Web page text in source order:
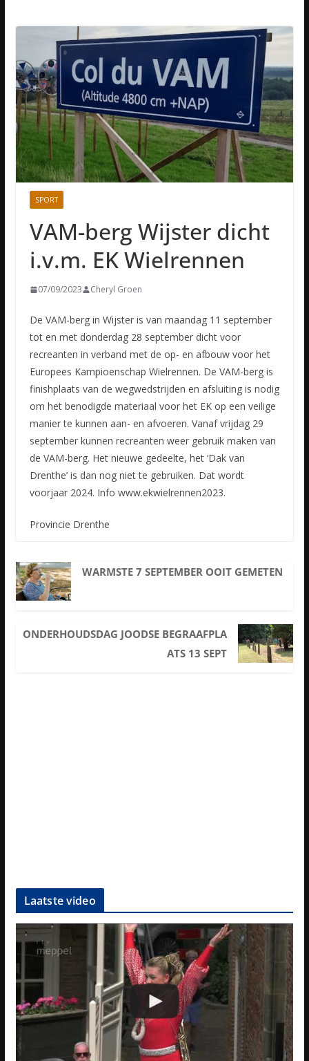
SPORT
VAM-berg Wijster dicht
i.v.m. EK Wielrennen
07/09/2023 Cheryl Groen
De VAM-berg in Wijster is van maandag 11 september
tot en met donderdag 28 september dicht voor
recreanten in verband met de op- en afbouw voor het
Europees Kampioenschap Wielrennen. De VAM-berg is
finishplaats van de wegwedstrijden en afsluiting is nodig
om het benodigde materiaal voor het EK op een veilige
manier te kunnen aan- en afvoeren. Vanaf vrijdag 29
september kunnen recreanten weer gebruik maken van
de VAM-berg. Het nieuwe gedeelte, het ‘Dak van
Drenthe’ is dan nog niet te gebruiken. Dat wordt
voorjaar 2024. Info www.ekwielrennen2023.
Provincie Drenthe
WARMSTE 7 SEPTEMBER OOIT GEMETEN
ONDERHOUDSDAG JOODSE BEGRAAFPLA
ATS 13 SEPT
Laatste video